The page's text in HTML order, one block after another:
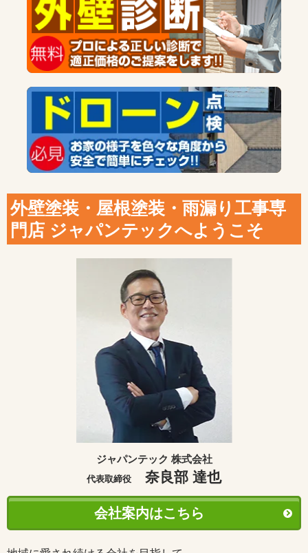
外壁塗装・屋根塗装・雨漏り工事専
門店 ジャパンテックへようこそ
ジャパンテック 株式会社
代表取締役 奈良部 達也
会社案内はこちら